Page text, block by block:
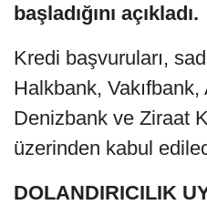
başladığını açıkladı.
Kredi başvuruları,
Halkbank,
Denizbank ve Ziraat
üzerinden kabul
DOLANDIRICILIK